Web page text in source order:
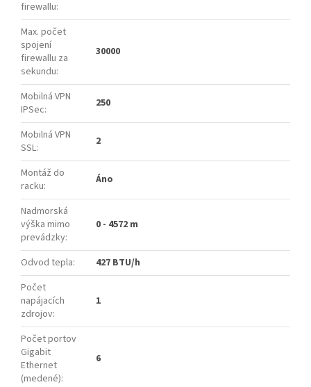
firewallu:
Max. počet
spojení
firewallu za
sekundu:
30000
Mobilná VPN
IPSec: 250
Mobilná VPN
SSL: 2
Montáž do
racku: Áno
Nadmorská
výška mimo
prevádzky:
0 - 4572 m
Odvod tepla:
427 BTU/h
Počet
napájacích
zdrojov:
1
Počet portov
Gigabit
Ethernet
(medené):
6